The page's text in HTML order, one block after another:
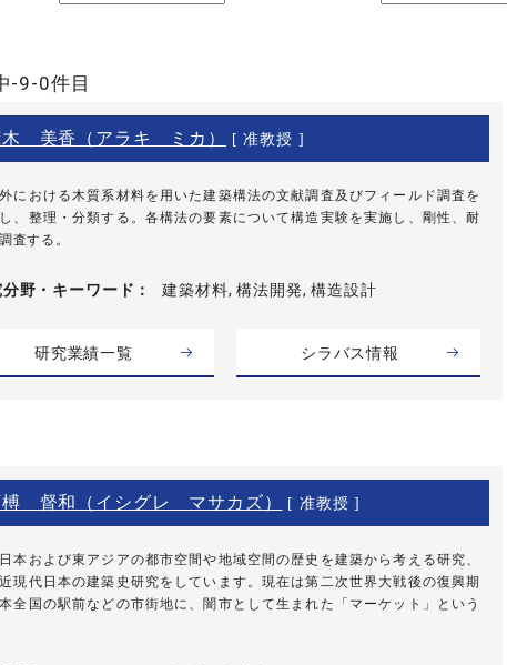
-9-0件目
木 美香（アラキ ミカ） [ 准教授 ]
における木質系材料を用いた建築構法の文献調査及びフィールド調査を
、整理・分類する。各構法の要素について構造実験を実施し、剛性、耐
査する。
野・ キーワード 建築材料, 構法開発, 構造設計
研究業績一覧 シラバス情報
榑 督和（イシグレ マサカズ） [ 准教授 ]
本および東アジアの都市空間や地域空間の歴史を建築から考える研究、
現代日本の建築史研究をしています。現在は第二次世界大戦後の復興期
全国の駅前などの市街地に、闇市として生まれた「マーケット」という